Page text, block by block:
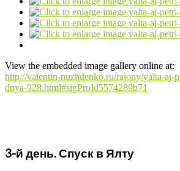
View the embedded image gallery online at:
http://valentin-nuzhdenko.ru/rajony/yalta-aj-
dnya-928.html#sigProId5574289b71
3-й день. Спуск в Ялту